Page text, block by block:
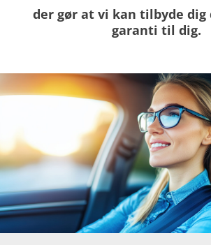
der gør at vi kan tilbyde dig
garanti til dig.